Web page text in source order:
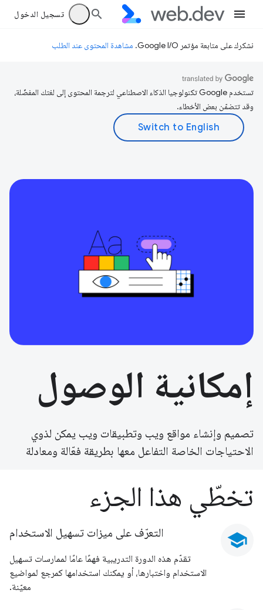
تسجيل الدخول
نشكرك على متابعة مؤتمر Google I/O. مشاهدة المحتوى عند الطلب
تستخدم Google تكنولوجيا الذكاء الاصطناعي لترجمة المحتوى إلى لغتك المفضّلة،
وقد تتضمّن بعض الأخطاء.
إمكانية الوصول
تصميم وإنشاء مواقع ويب وتطبيقات ويب يمكن لذوي
الاحتياجات الخاصة التفاعل معها بطريقة فعّالة ومعادلة
تخطّي هذا الجزء
school التعرّف على ميزات تسهيل الاستخدام
تقدّم هذه الدورة التدريبية فهمًا عامًا لممارسات تسهيل
الاستخدام واختبارها، أو يمكنك استخدامها كمرجع لمواضيع
معيّنة.